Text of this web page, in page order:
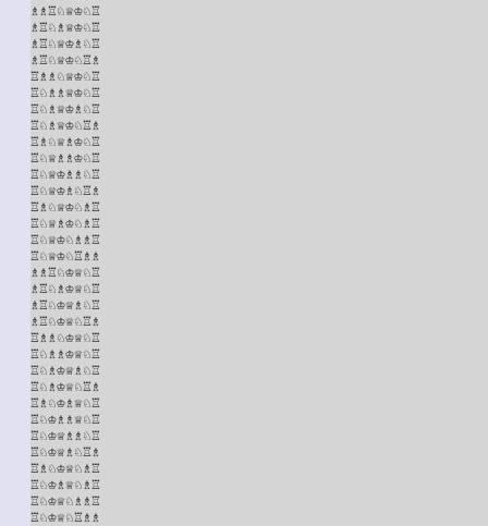
♗♗♖♘♕♔♘♖
♗♖♘♗♕♔♘♖
♗♖♘♕♔♗♘♖
♗♖♘♕♔♘♖♗
♖♗♗♘♕♔♘♖
♖♘♗♗♕♔♘♖
♖♘♗♕♔♗♘♖
♖♘♗♕♔♘♖♗
♖♗♘♕♗♔♘♖
♖♘♕♗♗♔♘♖
♖♘♕♔♗♗♘♖
♖♘♕♔♗♘♖♗
♖♗♘♕♔♘♗♖
♖♘♕♗♔♘♗♖
♖♘♕♔♘♗♗♖
♖♘♕♔♘♖♗♗
♗♗♖♘♔♕♘♖
♗♖♘♗♔♕♘♖
♗♖♘♔♕♗♘♖
♗♖♘♔♕♘♖♗
♖♗♗♘♔♕♘♖
♖♘♗♗♔♕♘♖
♖♘♗♔♕♗♘♖
♖♘♗♔♕♘♖♗
♖♗♘♔♗♕♘♖
♖♘♔♗♗♕♘♖
♖♘♔♕♗♗♘♖
♖♘♔♕♗♘♖♗
♖♗♘♔♕♘♗♖
♖♘♔♗♕♘♗♖
♖♘♔♕♘♗♗♖
♖♘♔♕♘♖♗♗